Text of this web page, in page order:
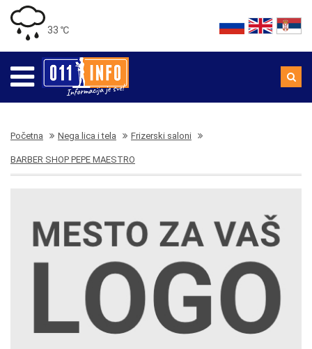
33 ℃
Početna Nega lica i tela Frizerski saloni
BARBER SHOP PEPE MAESTRO